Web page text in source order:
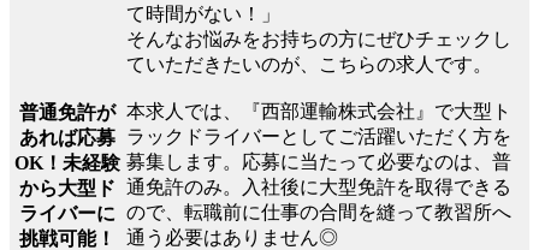
普通免許が
あれば応募
OK！未経験
から大型ド
ライバーに
挑戦可能！
て時間がない！」
そんなお悩みをお持ちの方にぜひチェックし
ていただきたいのが、こちらの求人です。
本求人では、『西部運輸株式会社』で大型ト
ラックドライバーとしてご活躍いただく方を
募集します。応募に当たって必要なのは、普
通免許のみ。入社後に大型免許を取得できる
ので、転職前に仕事の合間を縫って教習所へ
通う必要はありません◎